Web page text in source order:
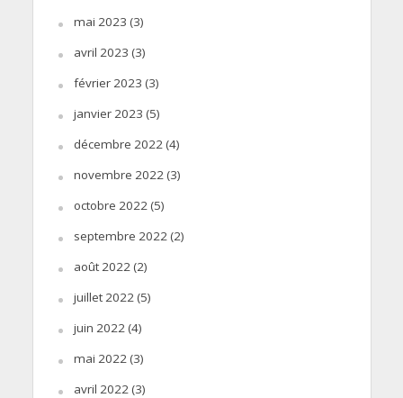
mai 2023 (3)
avril 2023 (3)
février 2023 (3)
janvier 2023 (5)
décembre 2022(4)
novembre 2022(3)
octobre 2022(5)
septembre 2022(2)
août 2022(2)
juillet 2022(5)
juin 2022(4)
mai 2022(3)
avril 2022(3)